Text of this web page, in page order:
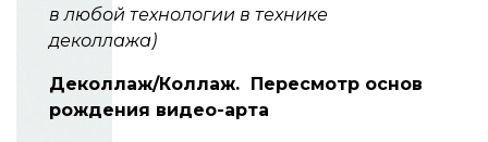
в любой технологии в технике
деколлажа)
Деколлаж/Коллаж. Пересмотр основ
рождения видео-арта